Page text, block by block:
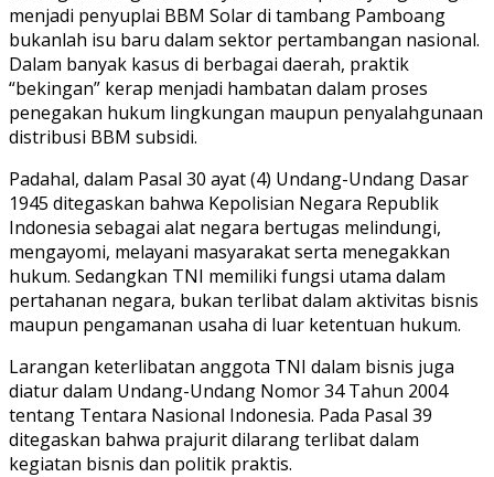
menjadi penyuplai BBM Solar di tambang Pamboang
bukanlah isu baru dalam sektor pertambangan nasional.
Dalam banyak kasus di berbagai daerah, praktik
“bekingan” kerap menjadi hambatan dalam proses
penegakan hukum lingkungan maupun penyalahgunaan
distribusi BBM subsidi.
Padahal, dalam Pasal 30 ayat (4) Undang-Undang Dasar
1945 ditegaskan bahwa Kepolisian Negara Republik
Indonesia sebagai alat negara bertugas melindungi,
mengayomi, melayani masyarakat serta menegakkan
hukum. Sedangkan TNI memiliki fungsi utama dalam
pertahanan negara, bukan terlibat dalam aktivitas bisnis
maupun pengamanan usaha di luar ketentuan hukum.
Larangan keterlibatan anggota TNI dalam bisnis juga
diatur dalam Undang-Undang Nomor 34 Tahun 2004
tentang Tentara Nasional Indonesia. Pada Pasal 39
ditegaskan bahwa prajurit dilarang terlibat dalam
kegiatan bisnis dan politik praktis.